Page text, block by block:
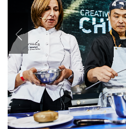
Previous